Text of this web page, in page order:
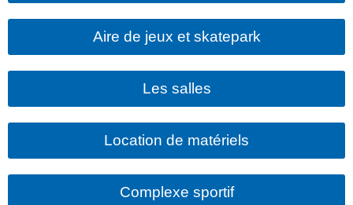
Aire de jeux et skatepark
Les salles
Location de matériels
Complexe sportif